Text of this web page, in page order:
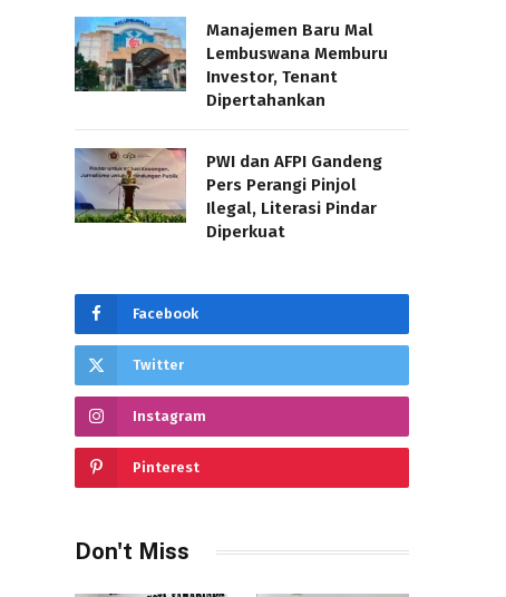
Manajemen Baru Mal
Lembuswana Memburu
Investor, Tenant
Dipertahankan
PWI dan AFPI Gandeng
Pers Perangi Pinjol
Ilegal, Literasi Pindar
Diperkuat
Facebook
Twitter
Instagram
Pinterest
Don't Miss